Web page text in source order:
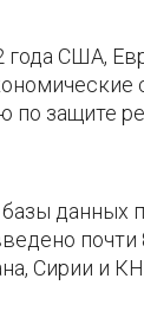
США,
защите
данных
Сирии и